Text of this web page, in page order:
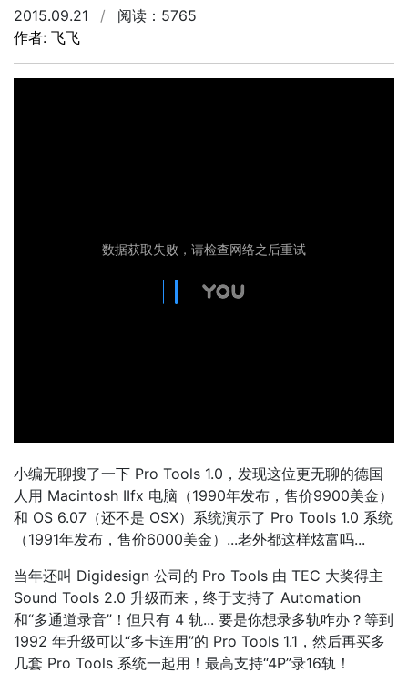
2015.09.21 /
阅读：5765
作者: 飞飞
小编无聊搜了一下 Pro Tools 1.0，发现这位更无聊的德国
人用 Macintosh IIfx 电脑（1990年发布，售价9900美金）
和 OS 6.07（还不是 OSX）系统演示了 Pro Tools 1.0 系统
（1991年发布，售价6000美金）...老外都这样炫富吗...
当年还叫 Digidesign 公司的 Pro Tools 由 TEC 大奖得主
Sound Tools 2.0 升级而来，终于支持了 Automation
和“多通道录音”！但只有 4 轨... 要是你想录多轨咋办？等到
1992 年升级可以“多卡连用”的 Pro Tools 1.1，然后再买多
几套 Pro Tools 系统一起用！最高支持“4P”录16轨！